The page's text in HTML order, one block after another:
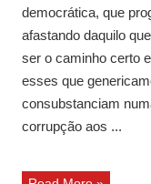
democrática, que
afastando daquilo
ser o caminho certo
esses que
consubstanciam
corrupção aos ...